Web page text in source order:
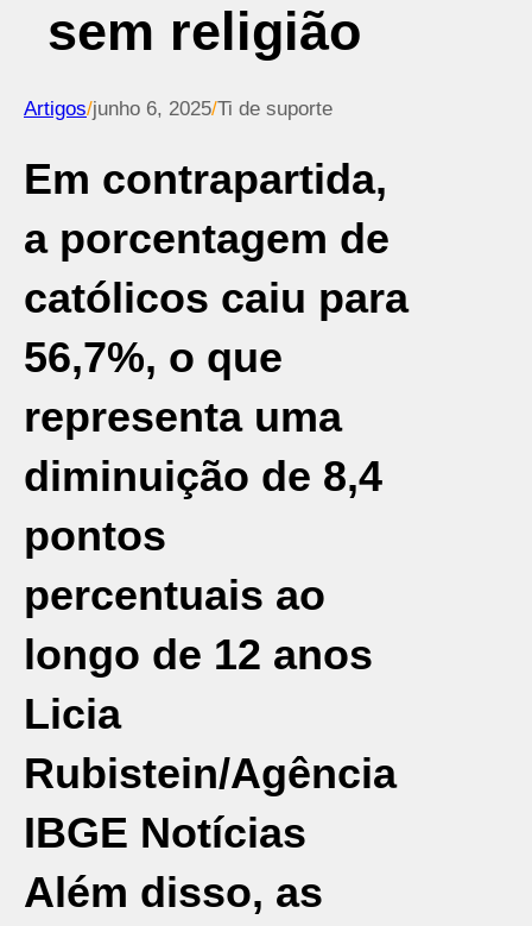
sem religião
Artigos/junho 6, 2025/Ti de suporte
Em contrapartida,
a porcentagem de
católicos caiu para
56,7%, o que
representa uma
diminuição de 8,4
pontos
percentuais ao
longo de 12 anos
Licia
Rubistein/Agência
IBGE Notícias
Além disso, as